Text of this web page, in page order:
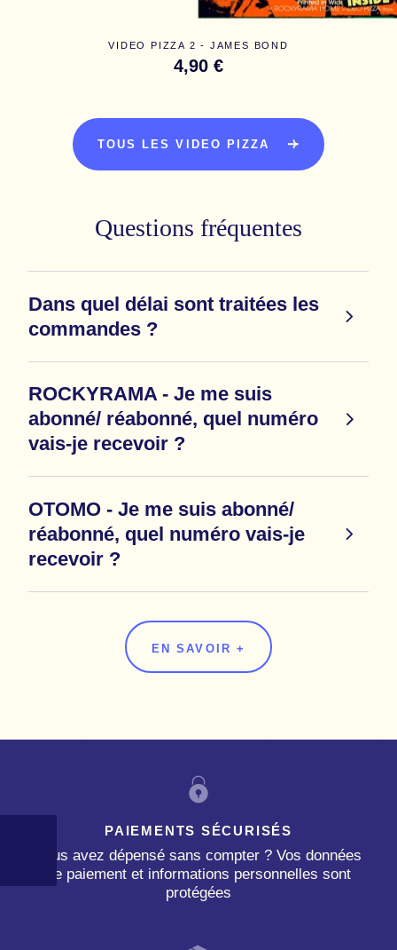
VIDEO PIZZA 2 - JAMES BOND
4,90 €
TOUS LES VIDEO PIZZA
Questions fréquentes
Dans quel délai sont traitées les
commandes ?
ROCKYRAMA - Je me suis
abonné/ réabonné, quel numéro
vais-je recevoir ?
OTOMO - Je me suis abonné/
réabonné, quel numéro vais-je
recevoir ?
EN SAVOIR +
PAIEMENTS SÉCURISÉS
Vous avez dépensé sans compter ? Vos données
de paiement et informations personnelles sont
protégées